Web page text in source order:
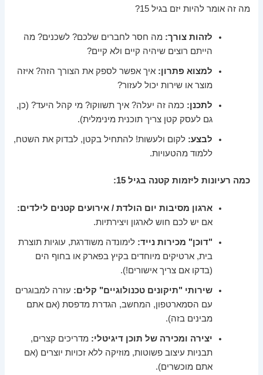
מה זה אומר להיות יזם בגיל 15?
לזהות צורך: מה חסר לחברים שלכם? לשכנים? מה
הייתם רוצים שיהיה קיים ולא קיים?
למצוא פתרון: איך אפשר לספק את הצורך הזה? איזה
מוצר או שירות יכול לעזור?
לתכנן: כמה זה יעלה? איך תשווקו? מי קהל היעד? (כן,
גם לעסק קטן צריך תוכנית מינימלית).
לבצע: לקום ולעשות! להתחיל בקטן, לבדוק את השטח,
ללמוד מהטעויות.
כמה רעיונות ליזמות קטנה בגיל 15:
ארגון מסיבות יום הולדת / אירועים קטנים לילדים:
אם יש לכם חוש לארגון ויצירתיות.
"דוכן" מכירות נייד: לימונדה משודרגת, עוגיות תוצרת
בית, ארטיקים מיוחדים בקיץ בפארק או בחוף הים
(בדקו אם צריך אישורים!).
שירותי "תיקונים טכנולוגיים" קלים: עזרה למבוגרים
עם הסמארטפון, המחשב, הגדרת מדפסת (אם אתם
מבינים בזה).
יצירה ומכירה של תוכן דיגיטלי: מדריכים קצרים,
תבניות עיצוב פשוטות, מוזיקה ללא זכויות יוצרים (אם
אתם מוכשרים).